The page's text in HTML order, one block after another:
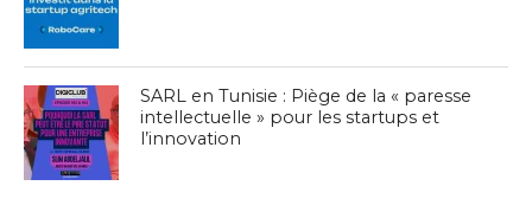
SARL en Tunisie : Piège de la « paresse
intellectuelle » pour les startups et
l’innovation